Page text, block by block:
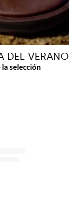
DEL VERANO